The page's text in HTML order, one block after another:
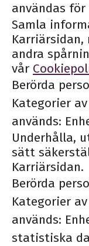
användas
Samla
Karriärsidan,
andra
vår
Berörda
Kategorier
används:
Underhålla,
sätt
Karriärsidan.
Berörda
Kategorier
används:
statistiska